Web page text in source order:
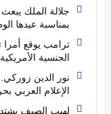
جلالة الملك
بمناسبة عيدها
ترامب يوقع أمرا
الجنسية الأمريكية
نور الدين
الإعلام العربي